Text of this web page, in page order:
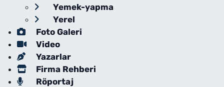
Yemek-yapma
Yerel
Foto Galeri
Video
Yazarlar
Firma Rehberi
Röportaj